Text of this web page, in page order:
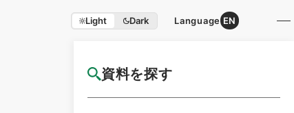
Light Dark Language EN
資料を探す国立公文書館HP利用案内